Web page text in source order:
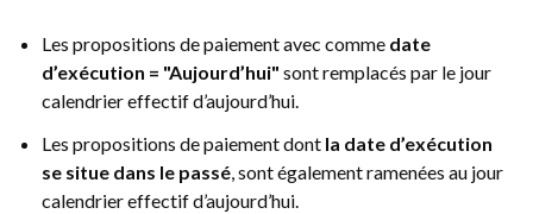
Les propositions de paiement avec comme date
d’exécution = "Aujourd’hui" sont remplacés par le jour
calendrier effectif d’aujourd’hui.
Les propositions de paiement dont la date d’exécution
se situe dans le passé, sont également ramenées au jour
calendrier effectif d’aujourd’hui.